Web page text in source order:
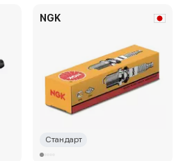
NGK
Стандарт